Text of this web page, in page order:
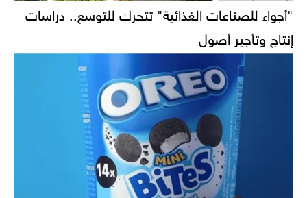
"أجواء للصناعات الغذائية" تتحرك للتوسع.. دراسات
إنتاج وتأجير أصول